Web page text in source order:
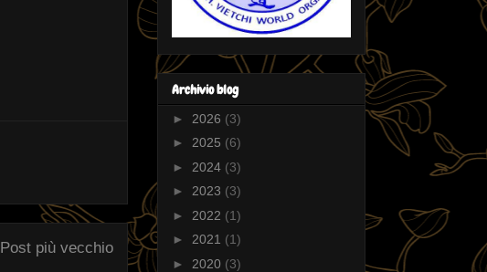
Post più vecchio
Archivio blog
► 2026 (3)
► 2025 (6)
► 2024 (3)
► 2023 (3)
► 2022 (1)
► 2021 (1)
► 2020 (3)